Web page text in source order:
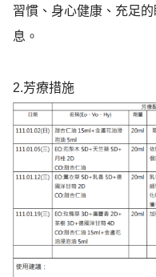
習慣、身心健康、充足
息。
2.芳療措施